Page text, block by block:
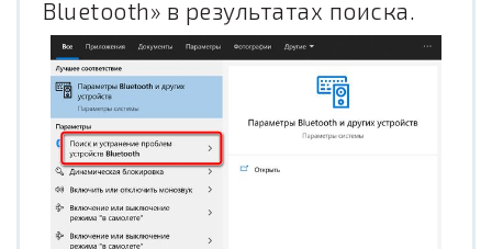
Bluetooth» в результатах поиска.